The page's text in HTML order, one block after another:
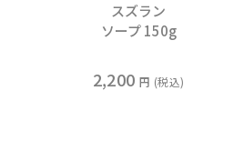
スズラン
ソープ 150g
2,200 税込